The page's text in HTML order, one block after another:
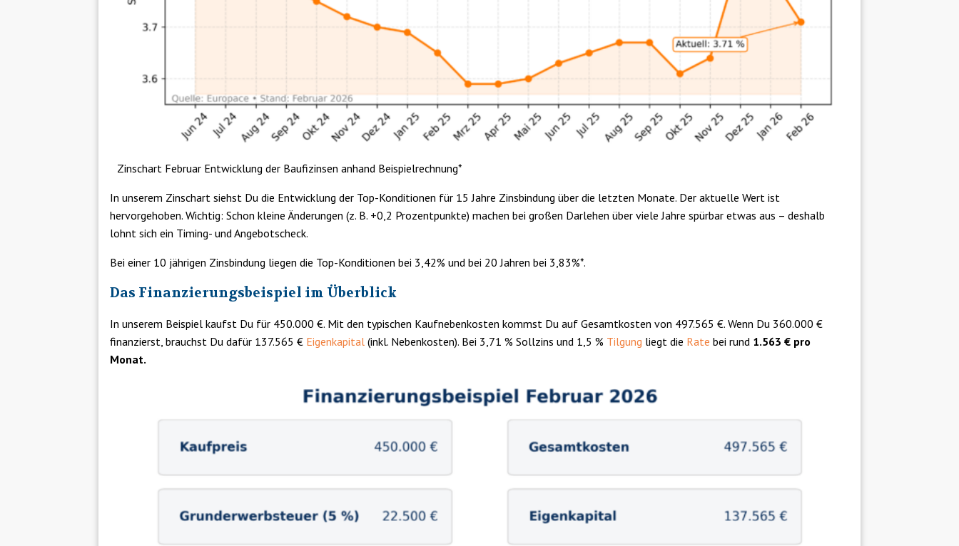
Zinschart Februar Entwicklung der Baufizinsen anhand Beispielrechnung*
In unserem Zinschart siehst Du die Entwicklung der Top-Konditionen für 15 Jahre Zinsbindung über die letzten Monate. Der aktuelle Wert ist
hervorgehoben. Wichtig: Schon kleine Änderungen (z. B. +0,2 Prozentpunkte) machen bei großen Darlehen über viele Jahre spürbar etwas aus – deshalb
lohnt sich ein Timing- und Angebotscheck.
Bei einer 10 jährigen Zinsbindung liegen die Top-Konditionen bei 3,42% und bei 20 Jahren bei 3,83%*.
Das Finanzierungsbeispiel im Überblick
In unserem Beispiel kaufst Du für 450.000 €. Mit den typischen Kaufnebenkosten kommst Du auf Gesamtkosten von 497.565 €. Wenn Du 360.000 €
finanzierst, brauchst Du dafür 137.565 € Eigenkapital (inkl. Nebenkosten). Bei 3,71 % Sollzins und 1,5 % Tilgung liegt die Rate bei rund 1.563 € pro
Monat.